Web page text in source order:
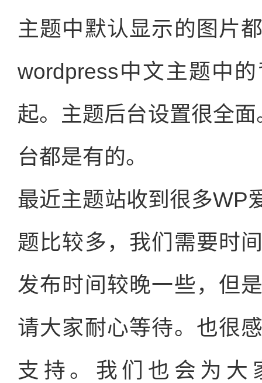
主题中默认显示的图片
wordpress中文主题中
起。主题后台设置很全
台都是有的。
最近主题站收到很多WP
题比较多，我们需要时
发布时间较晚一些，但
请大家耐心等待。也很
支持。我们也会为大